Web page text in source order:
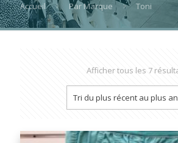
Accueil Par Marque Toni
Afficher tous les 7